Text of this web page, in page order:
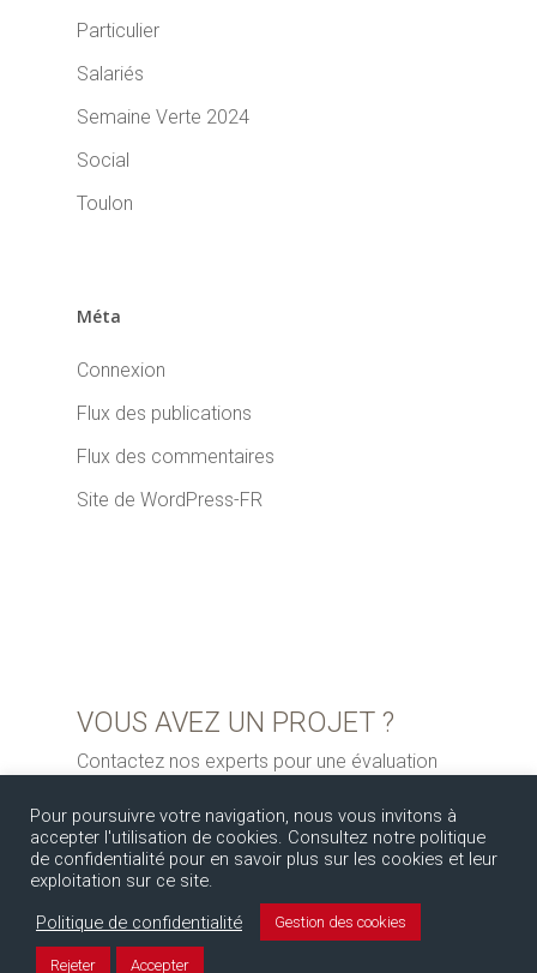
Particulier
Salariés
Semaine Verte 2024
Social
Toulon
Méta
Connexion
Flux des publications
Flux des commentaires
Site de WordPress-FR
VOUS AVEZ UN PROJET ?
Contactez nos experts pour une évaluation
Pour poursuivre votre navigation, nous vous invitons à
accepter l'utilisation de cookies. Consultez notre politique
de confidentialité pour en savoir plus sur les cookies et leur
exploitation sur ce site.
Politique de confidentialité
Gestion des cookies
Rejeter Accepter